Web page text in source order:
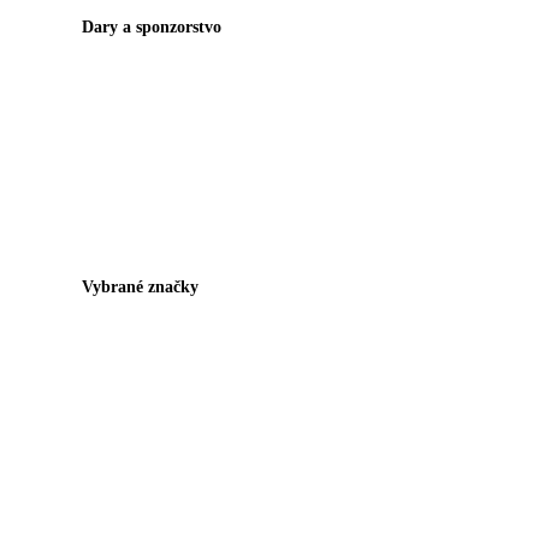
Dary a sponzorstvo
Vybrané značky